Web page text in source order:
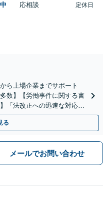
応相談
定休日
ら上場企業までサポート
数】【労働事件に関する書
「法改正への迅速な対応」
」
る
メールでお問い合わせ